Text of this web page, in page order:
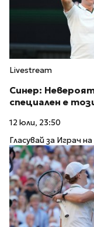
Livestream
Синер:
специален е
12 юли, 23:50
Гласувай за Играч